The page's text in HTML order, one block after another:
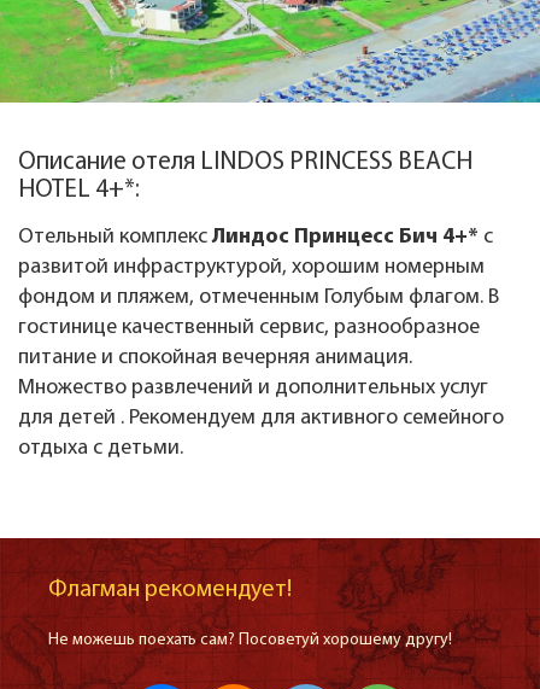
Описание отеля LINDOS PRINCESS BEACH
HOTEL 4+*:
Отельный комплексЛиндос Принцесс Бич 4+* с
развитой инфраструктурой, хорошим номерным
фондом и пляжем, отмеченным Голубым флагом. В
гостинице качественный сервис, разнообразное
питание и спокойная вечерняя анимация.
Множество развлечений и дополнительных услуг
для детей . Рекомендуем для активного семейного
отдыха с детьми.
Флагман рекомендует!
Не можешь поехать сам? Посоветуй хорошему другу!